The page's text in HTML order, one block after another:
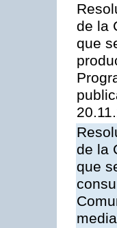
de la
que
de la
que